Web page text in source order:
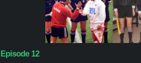
Episode 12